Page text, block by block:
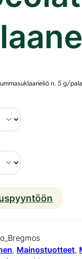
n. 5 g/
h
c
, Mainostuotteet,